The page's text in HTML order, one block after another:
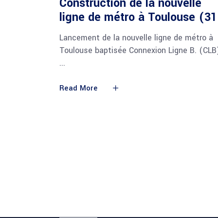
Construction de la nouvelle
ligne de métro à Toulouse
Lancement de la nouvelle ligne de métro à
Toulouse baptisée Connexion Ligne B.
Read More